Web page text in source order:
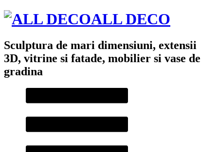
ALL DECO
Sculptura de mari dimensiuni, extensii
3D, vitrine si fatade, mobilier si vase de
gradina